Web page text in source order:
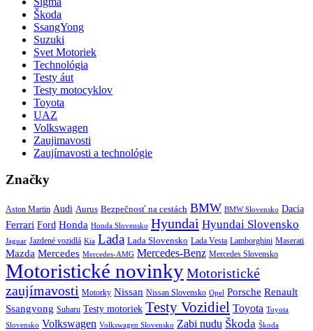
Škoda
SsangYong
Suzuki
Svet Motoriek
Technológia
Testy áut
Testy motocyklov
Toyota
UAZ
Volkswagen
Zaujimavosti
Zaujímavosti a technológie
Značky
Aston Martin Audi Aurus Bezpečnosť na cestách BMW BMW Slovensko Dacia
Ferrari Ford Honda Honda Slovensko Hyundai Hyundai Slovensko
Jaguar Jazdené vozidlá Kia Lada Lada Slovensko Lada Vesta Lamborghini Maserati
Mazda Mercedes Mercedes-AMG Mercedes-Benz Mercedes Slovensko
Motoristické novinkyMotoristické
zaujímavosti Motorky Nissan Nissan Slovensko Opel Porsche Renault
Ssangyong Subaru Testy motoriek Testy Vozidiel Toyota Toyota
Slovensko Volkswagen Volkswagen Slovensko Zabi nudu Škoda Škoda